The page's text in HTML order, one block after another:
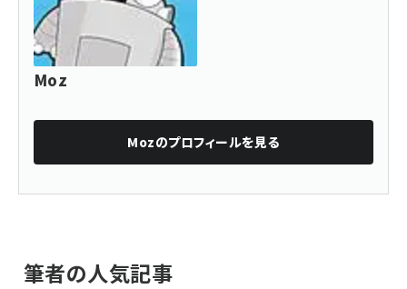
Moz
Mozのプロフィールを見る
筆者の人気記事